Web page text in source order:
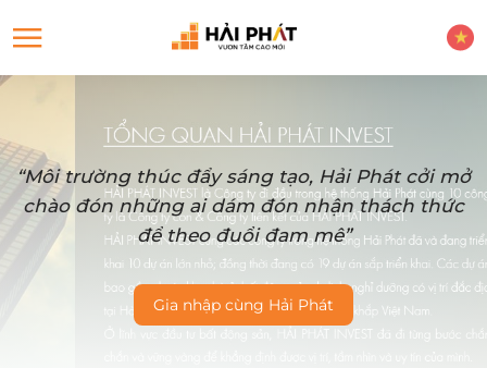
“Môi trường thúc đẩy sáng tạo, Hải Phát cởi mở
chào đón những ai dám đón nhận thách thức
để theo đuổi đam mê”
Gia nhập cùng Hải Phát